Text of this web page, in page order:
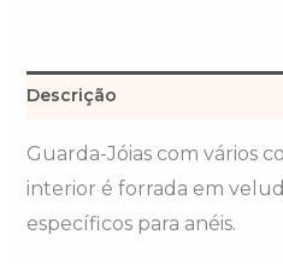
Descrição
Guarda-Jóias com vários
interior é forrada em
específicos para anéis.